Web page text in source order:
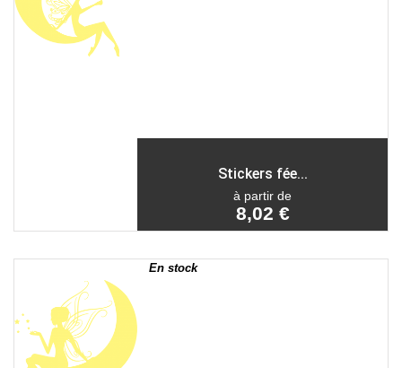
Stickers fée...
à partir de
8,02 €
En stock